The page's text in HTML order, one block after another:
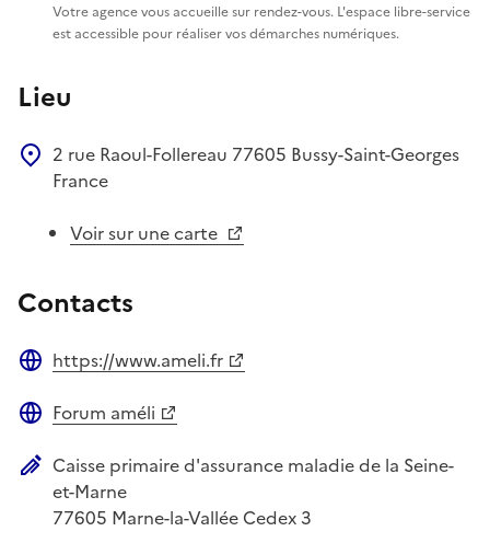
Votre agence vous accueille sur rendez-vous. L'espace libre-service
est accessible pour réaliser vos démarches numériques.
Lieu
2 rue Raoul-Follereau 77605 Bussy-Saint-Georges
France
Voir sur une carte
Contacts
https://www.ameli.fr
Forum améli
Adresse postale
Caisse primaire d'assurance maladie de la Seine-
et-Marne
77605 Marne-la-Vallée Cedex 3